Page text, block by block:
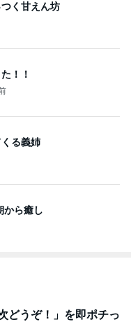
く甘えん坊
！！
る義姉
から癒し
どうぞ！」を即ポチっ